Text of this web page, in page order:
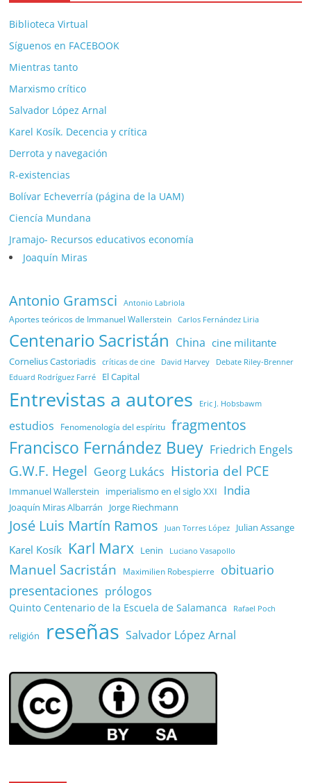
Biblioteca Virtual
Síguenos en FACEBOOK
Mientras tanto
Marxismo crítico
Salvador López Arnal
Karel Kosík. Decencia y crítica
Derrota y navegación
R-existencias
Bolívar Echeverría (página de la UAM)
Ciencía Mundana
Jramajo- Recursos educativos economía
Joaquín Miras
Antonio Gramsci Antonio Labriola
Aportes teóricos de Immanuel Wallerstein Carlos Fernández Liria
Centenario Sacristán China cine militante
Cornelius Castoriadis críticas de cine David Harvey Debate Riley-Brenner
Eduard Rodríguez Farré El Capital
Entrevistas a autores Eric J. Hobsbawm
estudios Fenomenología del espíritu fragmentos
Francisco Fernández Buey Friedrich Engels
G.W.F. Hegel Georg Lukács Historia del PCE
Immanuel Wallerstein imperialismo en el siglo XXI India
Joaquín Miras Albarrán Jorge Riechmann
José Luis Martín Ramos Juan Torres López Julian Assange
Karel Kosík Karl Marx Lenin Luciano Vasapollo
Manuel Sacristán Maximilien Robespierre
obituario
presentaciones prólogos
Quinto Centenario de la Escuela de Salamanca Rafael Poch
religión reseñas Salvador López Arnal